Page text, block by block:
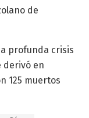
de
profunda crisis
derivó en
125 muertos